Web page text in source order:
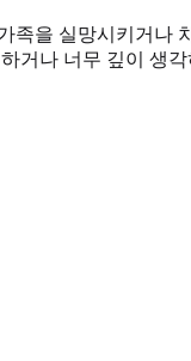
을 실망시키거
거나 너무 깊이 생